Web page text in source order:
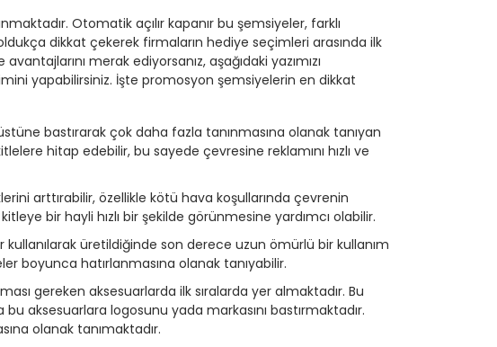
Otomatik açılır kapanır bu şemsiyeler, farklı
dikkat çekerek firmaların hediye seçimleri arasında ilk
merak ediyorsanız, aşağıdaki yazımızı
yapabilirsiniz. İşte promosyon şemsiyelerin en dikkat
bastırarak çok daha fazla tanınmasına olanak tanıyan
hitap edebilir, bu sayede çevresine reklamını hızlı ve
arttırabilir, özellikle kötü hava koşullarında çevrenin
bir hayli hızlı bir şekilde görünmesine yardımcı olabilir.
üretildiğinde son derece uzun ömürlü bir kullanım
boyunca hatırlanmasına olanak tanıyabilir.
gereken aksesuarlarda ilk sıralarda yer almaktadır. Bu
aksesuarlara logosunu yada markasını bastırmaktadır.
olanak tanımaktadır.